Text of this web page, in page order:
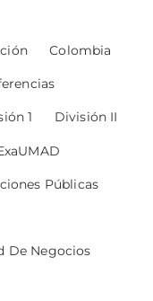
Colombia
1 División II
Públicas
De Negocios